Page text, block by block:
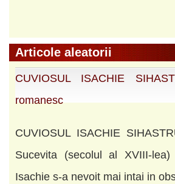
Articole aleatorii
CUVIOSUL ISACHIE
romanesc
CUVIOSUL ISACHIE
Sucevita (secolul al XVIII-lea)
Isachie s-a nevoit mai intai in